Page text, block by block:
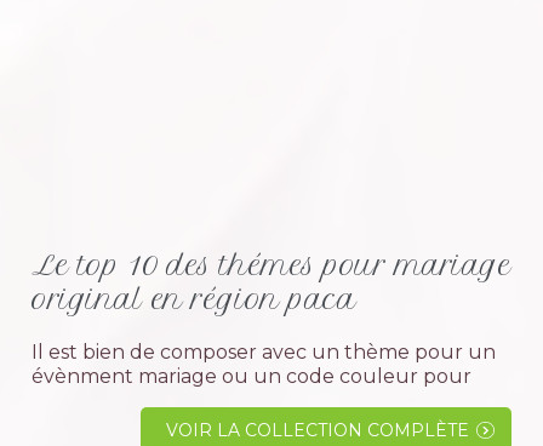
Le top 10 des thémes pour mariage
original en région paca
Il est bien de composer avec un thème pour un
évènment mariage ou un code couleur pour
salle de réception, un modèle de faire-art, les
VOIR LA COLLECTION COMPLÈTE